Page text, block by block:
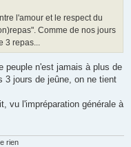
l'amour et le respect du
Comme de nos jours
3 repas...
peuple n'est jamais à plus de
3 jours de jeûne, on ne tient
vu l'impréparation générale à
rien